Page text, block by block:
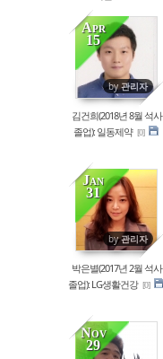
Apr
15
by관리자
81270
김건희(2018년 8월 석사
졸업): 일동제약 [0]
Jan
31
by관리자
79575
박은별(2017년 2월 석사
졸업): LG생활건강 [0]
Nov
29
78521